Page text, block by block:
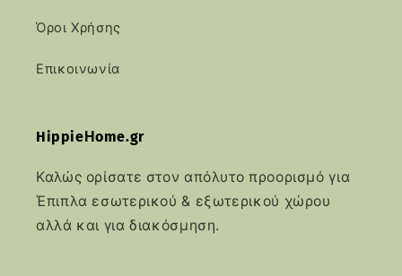
Όροι Χρήσης
Επικοινωνία
HippieΗome.gr
Καλώς ορίσατε στον απόλυτο προορισμό για
Έπιπλα εσωτερικού & εξωτερικού χώρου
αλλά και για διακόσμηση.